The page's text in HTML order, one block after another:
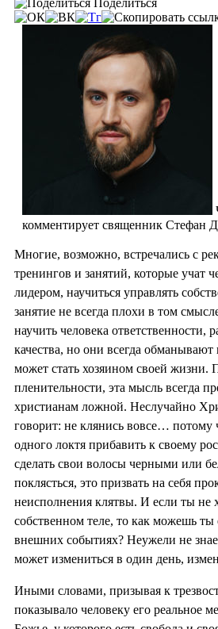
комментирует священник Стефан
Многие, возможно, встречались с
тренингов и занятий, которые учат
лидером, научиться управлять
занятие не всегда плохи в том
научить человека ответственности,
качества, но они всегда обманывают
может стать хозяином своей жизни.
пленительности, эта мысль всегда
христианам ложной. Неслучайно
говорит: не клянись вовсе…
одного локтя прибавить к своему
сделать свои волосы черными или
поклясться, это призвать на себя
неисполнения клятвы. И если ты не
собственном теле, то как можешь ты
внешних событиях? Неужели не
может измениться в один день,
Иными словами, призывая к
показывало человеку его реальное